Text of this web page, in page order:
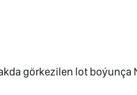
görkezilen lot